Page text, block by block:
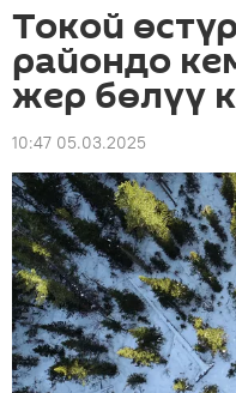
Токой
райондо
жер бөлүү
10:47 05.03.2025